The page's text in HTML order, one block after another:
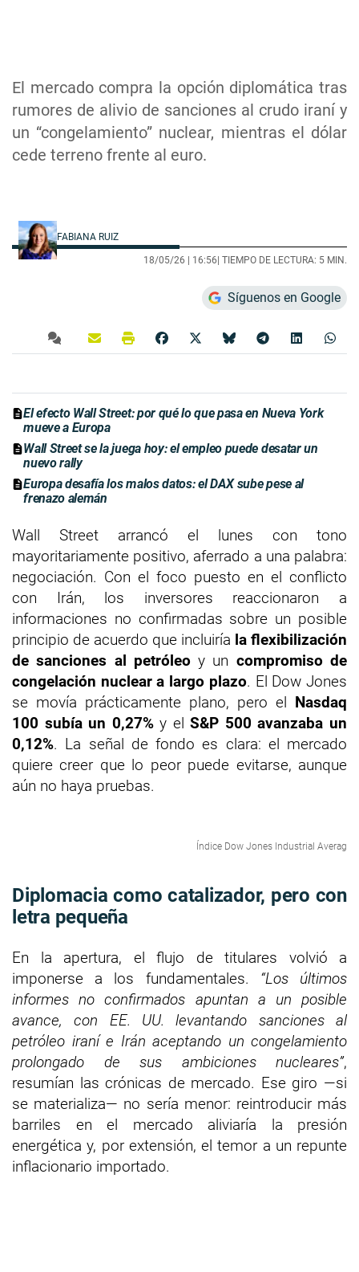
El mercado compra la opción diplomática tras
rumores de alivio de sanciones al crudo iraní y
un “congelamiento” nuclear, mientras el dólar
cede terreno frente al euro.
FABIANA RUIZ
18/05/26 | 16:56| TIEMPO DE LECTURA: 5 MIN.
Síguenos en Google
El efecto Wall Street: por qué lo que pasa en Nueva York
mueve a Europa
Wall Street se la juega hoy: el empleo puede desatar un
nuevo rally
Europa desafía los malos datos: el DAX sube pese al
frenazo alemán
Wall Street arrancó el lunes con tono
mayoritariamente positivo, aferrado a una palabra:
negociación. Con el foco puesto en el conflicto
con Irán, los inversores reaccionaron a
informaciones no confirmadas sobre un posible
principio de acuerdo que incluiría la flexibilización
de sanciones al petróleoy un compromiso de
congelación nuclear a largo plazo. El Dow Jones
se movía prácticamente plano, pero el Nasdaq
100 subía un 0,27%y elS&P 500 avanzaba un
0,12%. La señal de fondo es clara: el mercado
quiere creer que lo peor puede evitarse, aunque
aún no haya pruebas.
Índice Dow Jones Industrial Averag
Diplomacia como catalizador, pero con
letra pequeña
En la apertura, el flujo de titulares volvió a
imponerse a los fundamentales. “Los últimos
informes no confirmados apuntan a un posible
avance, con EE. UU. levantando sanciones al
petróleo iraní e Irán aceptando un congelamiento
prolongado de sus ambiciones nucleares”,
resumían las crónicas de mercado. Ese giro —si
se materializa— no sería menor: reintroducir más
barriles en el mercado aliviaría la presión
energética y, por extensión, el temor a un repunte
inflacionario importado.